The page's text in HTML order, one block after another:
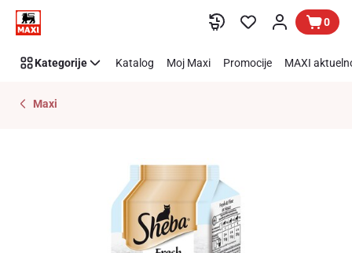
Preskoči link 0
Kategorije Katalog Moj Maxi Promocije MAXI
Maxi